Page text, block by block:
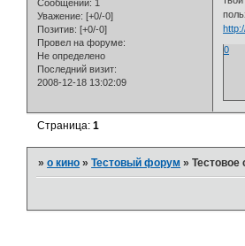
Сообщений: 1
Уважение: [+0/-0]
Позитив: [+0/-0]
Провел на форуме:
Не определено
Последний визит:
2008-12-18 13:02:09
0
Страница:1
»о кино »Тестовый форум »Тестовое